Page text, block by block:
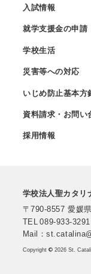
入試情報
就学支援金の申請
学校生活
災害等への対応
いじめ防止基本方
資料請求・お問い
採用情報
学校法人聖カタリ
〒790-8557 愛媛
TEL 089-933-3291
Mail：
Copyright ©2026 St.